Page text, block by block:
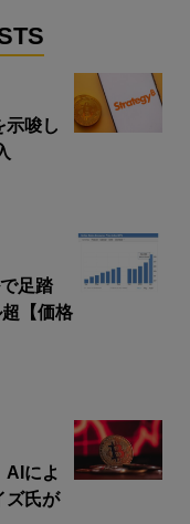
示唆し
足踏
【価格
AIによ
ズ氏が